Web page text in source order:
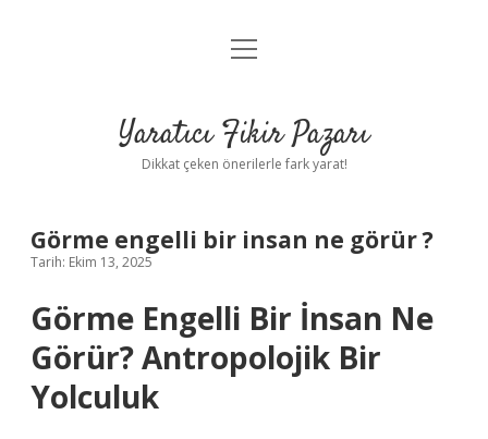
Anasayfa
Yasal Uyarı
menüyü
Yaratıcı Fikir Pazarı
Dikkat çeken önerilerle fark yarat!
Görme engelli bir insan ne görür ?
Tarih: Ekim 13, 2025
Görme Engelli Bir İnsan Ne
Görür? Antropolojik Bir
Yolculuk